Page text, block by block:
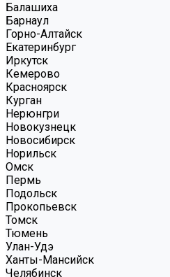
Балашиха
Барнаул
Горно-Алтайск
Екатеринбург
Иркутск
Кемерово
Красноярск
Курган
Нерюнгри
Новокузнецк
Новосибирск
Норильск
Омск
Пермь
Подольск
Прокопьевск
Томск
Тюмень
Улан-Удэ
Ханты-Мансийск
Челябинск